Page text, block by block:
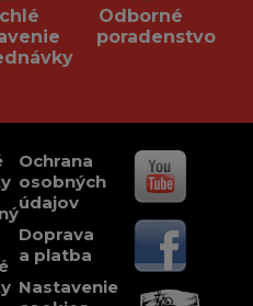
Odborné
poradenstvo
Ochrana
osobných
údajov
Doprava
a platba
Nastavenie